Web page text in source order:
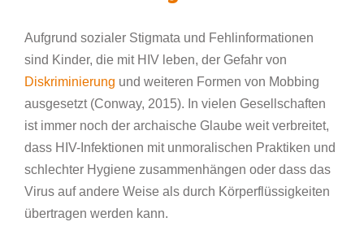
Aufgrund sozialer Stigmata und Fehlinformationen
sind Kinder, die mit HIV leben, der Gefahr von
Diskriminierung und weiteren Formen von Mobbing
ausgesetzt (Conway, 2015). In vielen Gesellschaften
ist immer noch der archaische Glaube weit verbreitet,
dass HIV-Infektionen mit unmoralischen Praktiken und
schlechter Hygiene zusammenhängen oder dass das
Virus auf andere Weise als durch Körperflüssigkeiten
übertragen werden kann.